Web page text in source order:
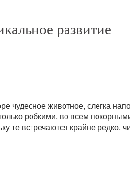
развитие
чудесное животное, слегка
робкими, во всем
те встречаются крайне редко,